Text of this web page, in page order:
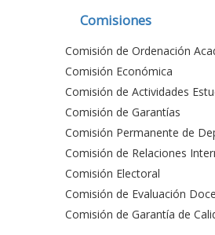
Comisiones
Comisión de Ordenación
Comisión Económica
Comisión de Actividades
Comisión de Garantías
Comisión Permanente de
Comisión de Relaciones
Comisión Electoral
Comisión de Evaluación
Comisión de Garantía de